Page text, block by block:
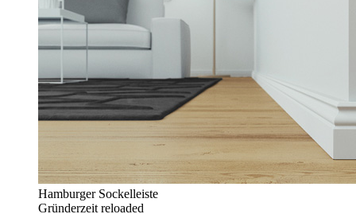
Hamburger Sockelleiste
Gründerzeit reloaded